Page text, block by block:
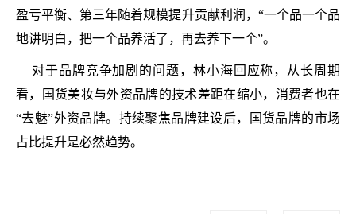
盈亏平衡、第三年随着规模提升贡献利润，“一个品一个品
地讲明白，把一个品养活了，再去养下一个”。
对于品牌竞争加剧的问题，林小海回应称，从长周期
看，国货美妆与外资品牌的技术差距在缩小，消费者也在
“去魅”外资品牌。持续聚焦品牌建设后，国货品牌的市场
占比提升是必然趋势。